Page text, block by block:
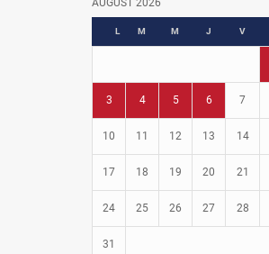
Fotbal în grădinițe
AUGUST 2026
L M M J V
3 4 5 6 7
10 11 12 13 14
17 18 19 20 21
24 25 26 27 28
31